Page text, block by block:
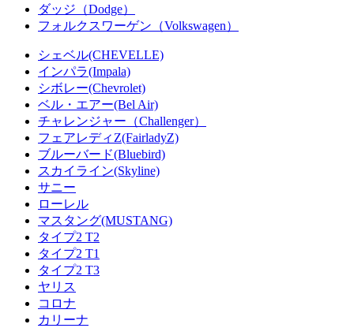
ダッジ（Dodge）
フォルクスワーゲン（Volkswagen）
シェベル(CHEVELLE)
インパラ(Impala)
シボレー(Chevrolet)
ベル・エアー(Bel Air)
チャレンジャー（Challenger）
フェアレディZ(FairladyZ)
ブルーバード(Bluebird)
スカイライン(Skyline)
サニー
ローレル
マスタング(MUSTANG)
タイプ2 T2
タイプ2 T1
タイプ2 T3
ヤリス
コロナ
カリーナ